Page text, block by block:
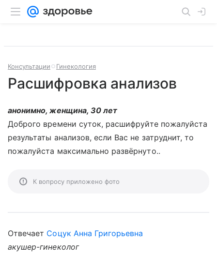
Консультации Гинекология
Расшифровка анализов
анонимно, женщина, 30 лет
Доброго времени суток, расшифруйте пожалуйста
результаты анализов, если Вас не затруднит, то
пожалуйста максимально развёрнуто..
К вопросу приложено фото
Отвечает Соцук Анна Григорьевна
акушер-гинеколог